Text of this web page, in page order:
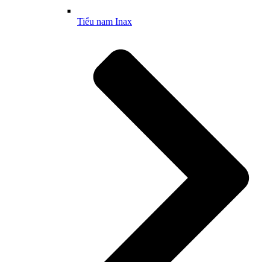
Tiểu nam Inax